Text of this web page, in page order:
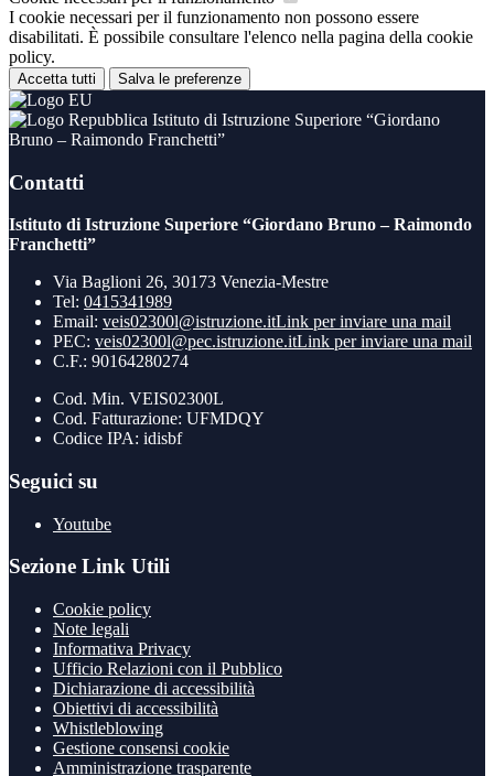
I cookie necessari per il funzionamento non possono essere
disabilitati. È possibile consultare l'elenco nella pagina della cookie
policy.
Accetta tutti Salva le preferenze
Istituto di Istruzione Superiore “Giordano
Bruno – Raimondo Franchetti”
Contatti
Istituto di Istruzione Superiore “Giordano Bruno – Raimondo
Franchetti”
Via Baglioni 26, 30173 Venezia-Mestre
Tel: 0415341989
Email: veis02300l@istruzione.itLink per inviare una mail
PEC: veis02300l@pec.istruzione.itLink per inviare una mail
C.F.: 90164280274
Cod. Min. VEIS02300L
Cod. Fatturazione: UFMDQY
Codice IPA: idisbf
Seguici su
Youtube
Sezione Link Utili
Cookie policy
Note legali
Informativa Privacy
Ufficio Relazioni con il Pubblico
Dichiarazione di accessibilità
Obiettivi di accessibilità
Whistleblowing
Gestione consensi cookie
Amministrazione trasparente